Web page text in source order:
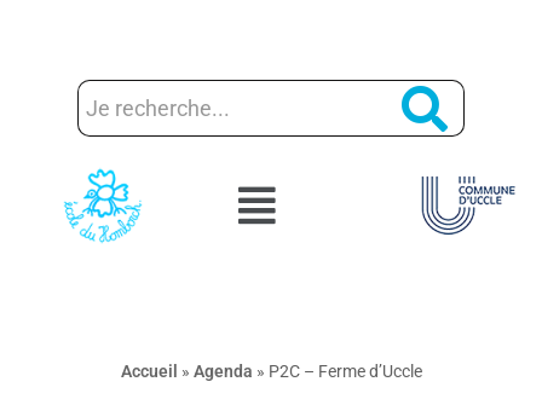
contenu
Accueil » Agenda » P2C – Ferme d’Uccle